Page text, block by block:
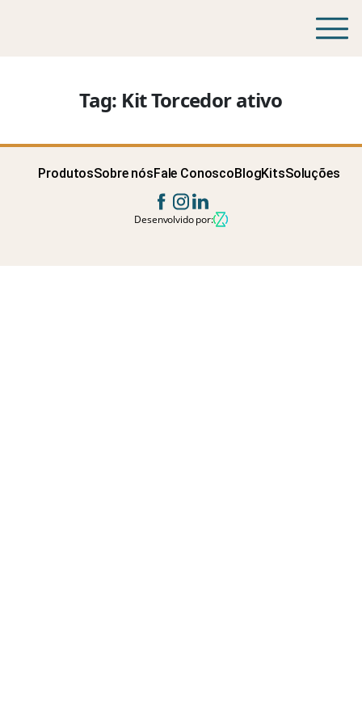
Tag: Kit Torcedor ativo
ProdutosSobre nósFale ConoscoBlogKitsSoluções
Desenvolvido por: